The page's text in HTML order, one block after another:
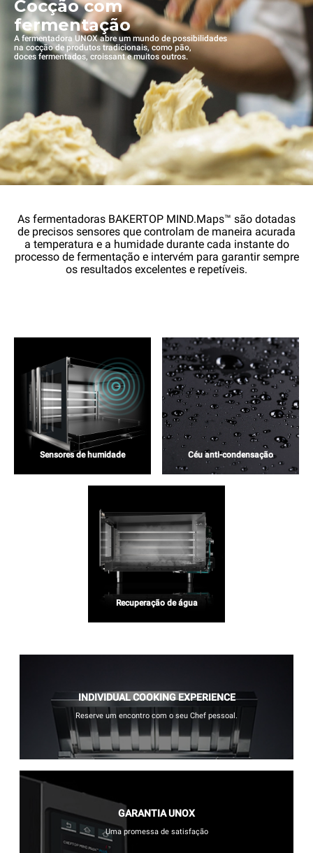
Cocção com
fermentação
A fermentadora UNOX abre um mundo de possibilidades
na cocção de produtos tradicionais, como pão,
doces fermentados, croissant e muitos outros.
As fermentadoras BAKERTOP MIND.Maps™ são dotadas
de precisos sensores que controlam de maneira acurada
a temperatura e a humidade durante cada instante do
processo de fermentação e intervém para garantir sempre
os resultados excelentes e repetíveis.
Sensores de humidade Céu anti-condensação
Recuperação de água
INDIVIDUAL COOKING EXPERIENCE
Reserve um encontro com o seu Chef pessoal.
GARANTIA UNOX
Uma promessa de satisfação